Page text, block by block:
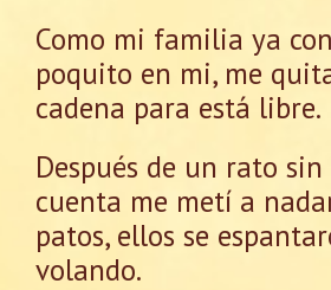
Como mi familia ya
poquito en mi, me
cadena para está libre.
Después de un rato sin
cuenta me metí a
patos, ellos se
volando.